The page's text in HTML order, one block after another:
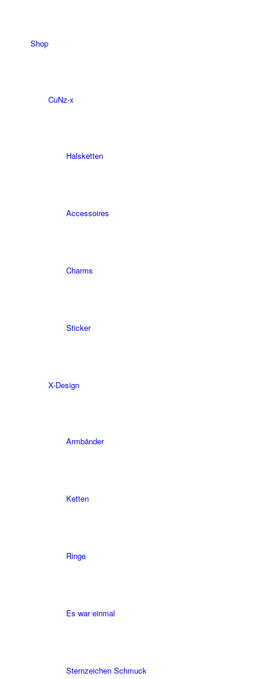
Shop
CuNz-x
Halsketten
Accessoires
Charms
Sticker
X-Design
Armbänder
Ketten
Ringe
Es war einmal
Sternzeichen Schmuck